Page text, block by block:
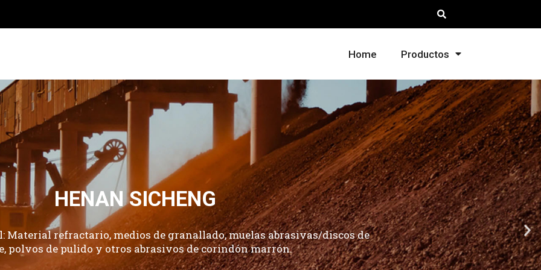
Home Productos
DE CORINDÓN MARRÓN